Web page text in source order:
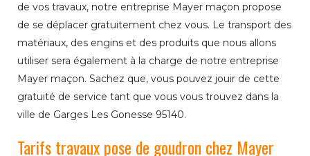
de vos travaux, notre entreprise Mayer maçon propose
de se déplacer gratuitement chez vous. Le transport des
matériaux, des engins et des produits que nous allons
utiliser sera également à la charge de notre entreprise
Mayer maçon. Sachez que, vous pouvez jouir de cette
gratuité de service tant que vous vous trouvez dans la
ville de Garges Les Gonesse 95140.
Tarifs travaux pose de goudron chez Mayer